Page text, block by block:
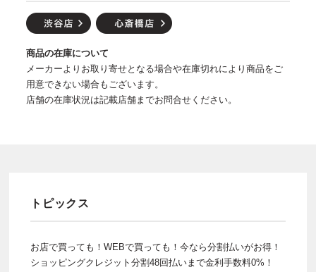
商品の在庫について
メーカーよりお取り寄せとなる場合や在庫切れにより商品をご
用意できない場合もございます。
店舗の在庫状況は記載店舗までお問合せください。
トピックス
お店で買っても！WEBで買っても！今なら分割払いがお得！
ショッピングクレジット分割48回払いまで金利手数料0%！